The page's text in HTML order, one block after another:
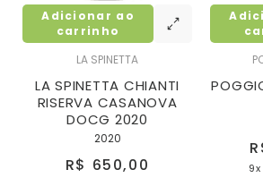
LA SPINETTA
LA SPINETTA CHIANTI
RISERVA CASANOVA
DOCG 2020
2020
R$ 650,00
Adicionar ao
carrinho
9x